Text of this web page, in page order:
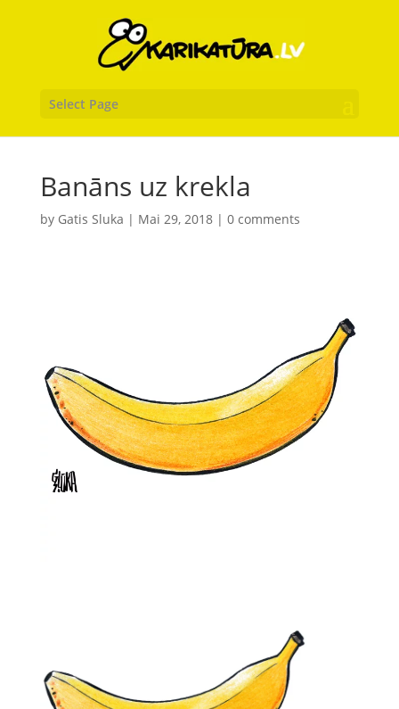
Select Page
Banāns uz krekla
by Gatis Sluka | Mai 29, 2018| 0 comments